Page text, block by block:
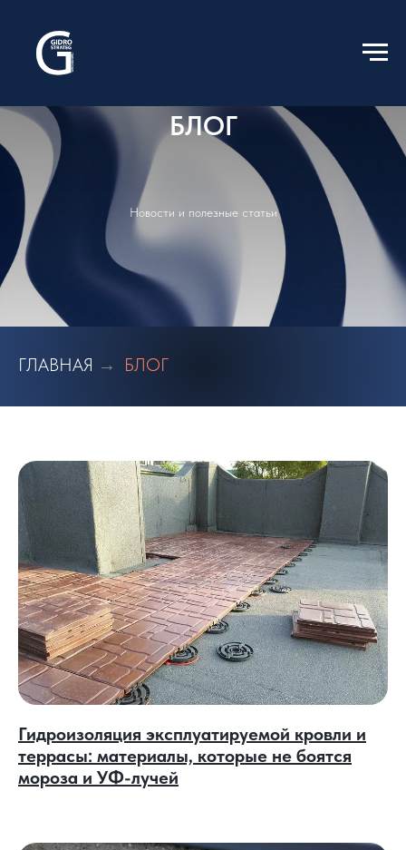
БЛОГ
Новости и полезные статьи
ГЛАВНАЯ → БЛОГ
Гидроизоляция эксплуатируемой кровли и
террасы: материалы, которые не боятся
мороза и УФ-лучей